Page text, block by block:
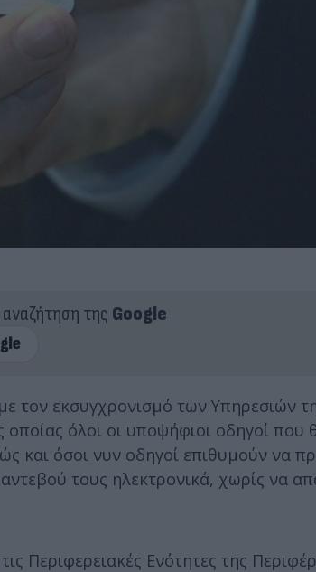
της Google
τον εκσυγχρονισμό των Υπηρεσιών
όλοι οι υποψήφιοι οδηγοί που
και όσοι νυν οδηγοί επιθυμούν να
τους ηλεκτρονικά, χωρίς να
Περιφερειακές Ενότητες της